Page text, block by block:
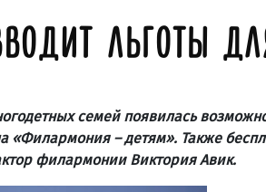
ЛЬГОТЫ
семей появилась
«Филармония – детям». Также
филармонии Виктория Авик.